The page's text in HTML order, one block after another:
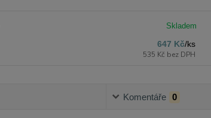
647 Kč/ks
535 Kč bez DPH
Komentáře 0